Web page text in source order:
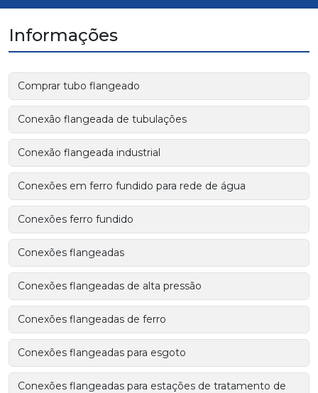
Informações
Comprar tubo flangeado
Conexão flangeada de tubulações
Conexão flangeada industrial
Conexões em ferro fundido para rede de água
Conexões ferro fundido
Conexões flangeadas
Conexões flangeadas de alta pressão
Conexões flangeadas de ferro
Conexões flangeadas para esgoto
Conexões flangeadas para estações de tratamento de